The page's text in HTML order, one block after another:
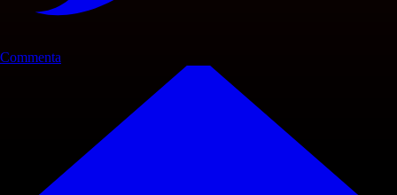
Commenta